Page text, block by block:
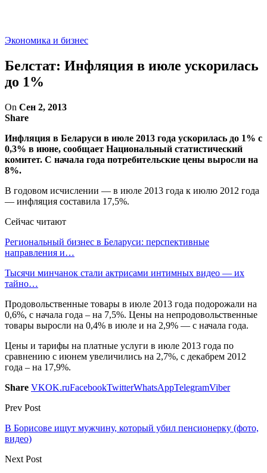
Экономика и бизнес
Белстат: Инфляция в июле ускорилась
до 1%
On Сен 2, 2013
Share
Инфляция в Беларуси в июле 2013 года ускорилась до 1% с
0,3% в июне, сообщает Национальный статистический
комитет. С начала года потребительские цены выросли на
8%.
В годовом исчислении — в июле 2013 года к июлю 2012 года
— инфляция составила 17,5%.
Сейчас читают
Региональный бизнес в Беларуси: перспективные
направления и…
Тысячи минчанок стали актрисами интимных видео — их
тайно…
Продовольственные товары в июле 2013 года подорожали на
0,6%, с начала года – на 7,5%. Цены на непродовольственные
товары выросли на 0,4% в июле и на 2,9% — с начала года.
Цены и тарифы на платные услуги в июле 2013 года по
сравнению с июнем увеличились на 2,7%, с декабрем 2012
года – на 17,9%.
Share VKOK.ruFacebookTwitterWhatsAppTelegramViber
Prev Post
В Борисове ищут мужчину, который убил пенсионерку (фото,
видео)
Next Post